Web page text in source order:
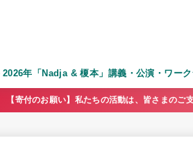
2026年「Nadja & 榎本」講義・公演・ワー
【寄付のお願い】私たちの活動は、皆さまの